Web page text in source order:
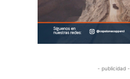
- publicidad -